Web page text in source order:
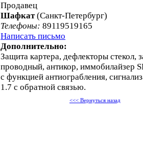
Продавец
Шафкат(Санкт-Петербург)
Телефоны: 89119519165
Написать письмо
Дополнительно:
Защита картера, дефлекторы стекол,
проводный, антикор, иммобилайзер
с функцией антиограбления,
1.7 с обратной связью.
<<< Вернуться назад